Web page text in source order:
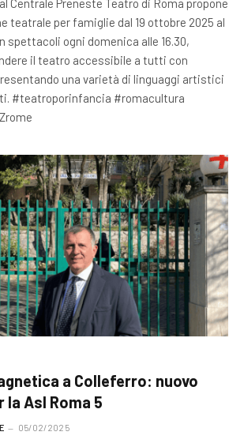
Centrale Preneste Teatro di Roma propone
teatrale per famiglie dal 19 ottobre 2025 al
spettacoli ogni domenica alle 16.30,
il teatro accessibile a tutti con
una varietà di linguaggi artistici
#teatroporinfancia #romacultura
a Colleferro: nuovo
Asl Roma 5
05/02/2025